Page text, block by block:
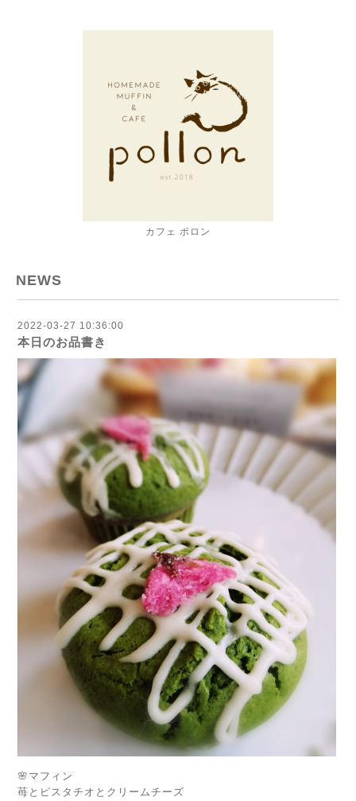
カフェ ポロン
NEWS
2022-03-27 10:36:00
本日のお品書き
🌸マフィン
苺とピスタチオとクリームチーズ